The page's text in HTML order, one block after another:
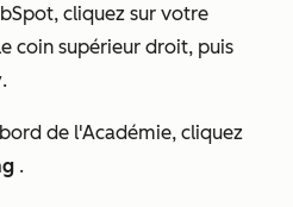
cliquez sur votre
coin supérieur droit, puis
.
de l'Académie, cliquez
.